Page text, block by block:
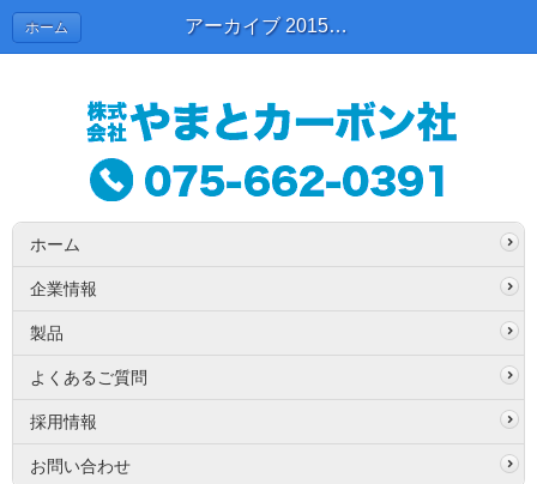
アーカイブ 2015年07月 | スタッフブログ
ホーム
ホーム
企業情報
製品
よくあるご質問
採用情報
お問い合わせ